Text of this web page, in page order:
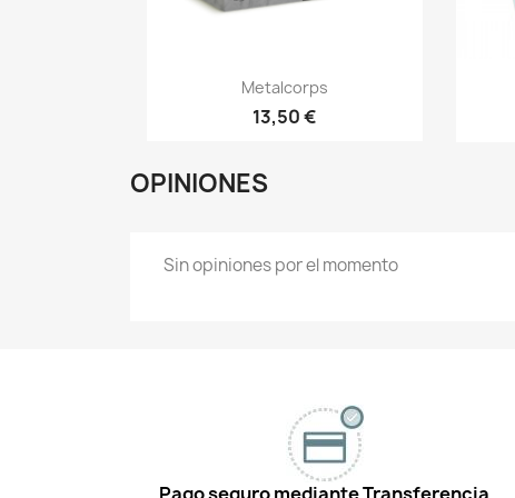
Vista rápida
Metalcorps
13,50 €
OPINIONES
Sin opiniones por el momento